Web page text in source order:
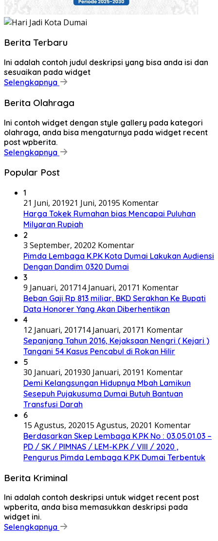
Berita Terbaru
Ini adalah contoh judul deskripsi yang bisa anda isi dan
sesuaikan pada widget
Selengkapnya
Berita Olahraga
Ini contoh widget dengan style gallery pada kategori
olahraga, anda bisa mengaturnya pada widget recent
post wpberita.
Selengkapnya
Popular Post
1
21 Juni, 201921 Juni, 20195 Komentar
Harga Tokek Rumahan bias Mencapai Puluhan
Milyaran Rupiah
2
3 September, 20202 Komentar
Pimda Lembaga K.P.K Kota Dumai Lakukan Audiensi
Dengan Dandim 0320 Dumai
3
9 Januari, 201714 Januari, 20171 Komentar
Beban Gaji Rp 813 miliar, BKD Serakhan Ke Bupati
Data Honorer Yang Akan Diberhentikan
4
12 Januari, 201714 Januari, 20171 Komentar
Sepanjang Tahun 2016, Kejaksaan Nengri ( Kejari )
Tangani 54 Kasus Pencabul di Rokan Hilir
5
30 Januari, 201930 Januari, 20191 Komentar
Demi Kelangsungan Hidupnya Mbah Lamikun
Sesepuh Pujakusuma Dumai Butuh Bantuan
Transfusi Darah
6
15 Agustus, 202015 Agustus, 20201 Komentar
Berdasarkan Skep Lembaga K.P.K No : 03.05.01.03 –
PD / SK / PIMNAS / LEM-K.P.K / VIII / 2020 ,
Pengurus Pimda Lembaga K.P.K Dumai Terbentuk
Berita Kriminal
Ini adalah contoh deskripsi untuk widget recent post
wpberita, anda bisa memasukkan deskripsi pada
widget ini.
Selengkapnya